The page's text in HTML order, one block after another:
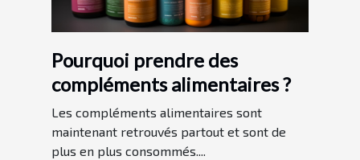
Pourquoi prendre des
compléments alimentaires ?
Les compléments alimentaires sont
maintenant retrouvés partout et sont de
plus en plus consommés....